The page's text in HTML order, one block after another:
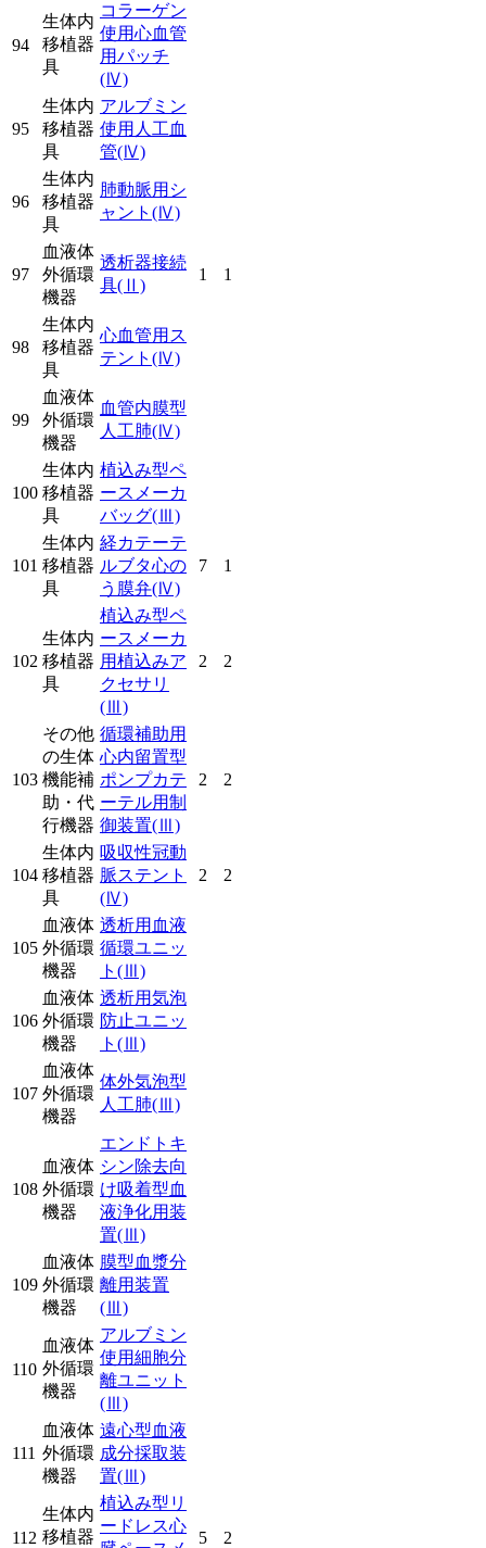
94
生体内
移植器
具
コラーゲン
使用心血管
用パッチ
(Ⅳ)
95
生体内
移植器
具
アルブミン
使用人工血
管(Ⅳ)
96
生体内
移植器
具
肺動脈用シ
ャント (Ⅳ)
97
血液体
外循環
機器
透析器接続
具(Ⅱ)
1 1
98
生体内
移植器
具
心血管用ス
テント (Ⅳ)
99
血液体
外循環
機器
血管内膜型
人工肺(Ⅳ)
100
生体内
移植器
具
植込み型ペ
ースメーカ
バッグ(Ⅲ)
101
生体内
移植器
具
経カテーテ
ルブタ心の
う膜弁(Ⅳ)
7 1
102
生体内
移植器
具
植込み型ペ
ースメーカ
用植込みア
クセサリ
(Ⅲ)
2 2
103
その他
の生体
機能補
助・代
行機器
循環補助用
心内留置型
ポンプカテ
ーテル用制
御装置(Ⅲ)
2 2
104
生体内
移植器
具
吸収性冠動
脈ステント
(Ⅳ)
2 2
105
血液体
外循環
機器
透析用血液
循環ユニッ
ト (Ⅲ)
106
血液体
外循環
機器
透析用気泡
防止ユニッ
ト (Ⅲ)
107
血液体
外循環
機器
体外気泡型
人工肺(Ⅲ)
108
血液体
外循環
機器
エンドトキ
シン除去向
け吸着型血
液浄化用装
置(Ⅲ)
109
血液体
外循環
機器
膜型血漿分
離用装置
(Ⅲ)
110
血液体
外循環
機器
アルブミン
使用細胞分
離ユニット
(Ⅲ)
111
血液体
外循環
機器
遠心型血液
成分採取装
置(Ⅲ)
112
生体内
移植器
植込み型リ
ードレス心
5 2